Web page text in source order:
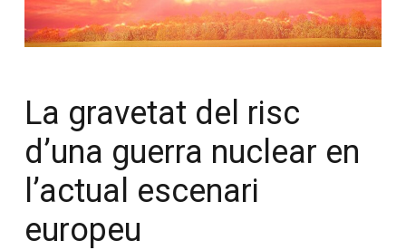
La gravetat del risc
d’una guerra nuclear en
l’actual escenari
europeu